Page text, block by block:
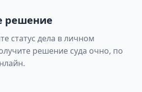
решение
статус дела в личном
решение суда очно, по